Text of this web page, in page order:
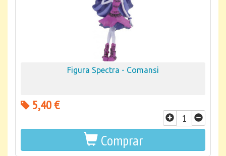
Figura Spectra - Comansi
5,40 €
Comprar